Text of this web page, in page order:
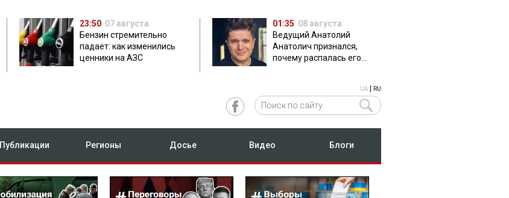
23:50 07 августа
Бензин стремительно
падает: как изменились
ценники на АЗС
01:35 08 августа
Ведущий Анатолий
Анатолич признался,
почему распалась его
UA RU
Публикации Регионы Досье Видео Блоги